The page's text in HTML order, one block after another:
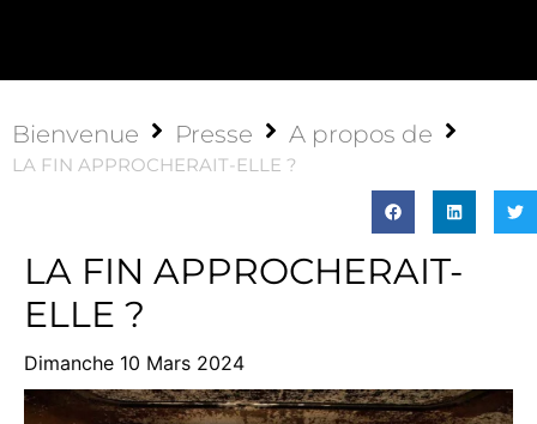
Bienvenue Presse A propos de
LA FIN APPROCHERAIT-ELLE ?
LA FIN APPROCHERAIT-
ELLE ?
Dimanche 10 Mars 2024